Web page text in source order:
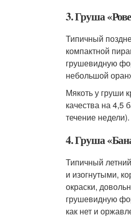
3. Груша
Типичный
компактной
грушевидную
небольшой
Мякоть у груши
качества на 4,5
течение недели).
4. Груша
Типичный
и изогнутыми,
окраски,
грушевидную
как нет и